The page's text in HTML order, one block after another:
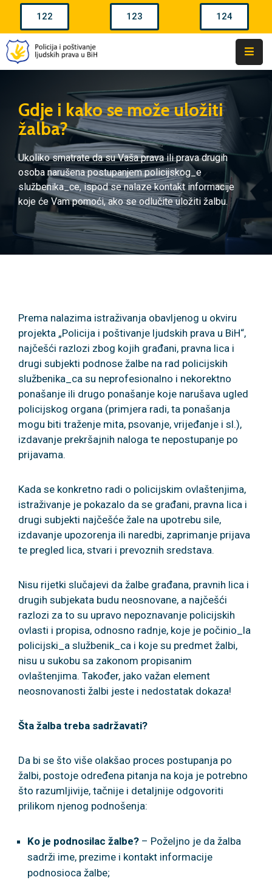
122 123 124
Naslovna
BiH
Policijska
Ovlaštenja
Policijski
Činovi
Žalbe
Gdje i kako se može uložiti
žalba?
Ukoliko smatrate da su Vaša prava ili prava drugih
osoba narušena postupanjem policijskog_e
službenika_ce, ispod se nalaze kontakt informacije
koje će Vam pomoći, ako se odlučite uložiti žalbu.
Prema nalazima istraživanja obavljenog u okviru
projekta „Policija i poštivanje ljudskih prava u BiH“,
najčešći razlozi zbog kojih građani, pravna lica i
drugi subjekti podnose žalbe na rad policijskih
službenika_ca su neprofesionalno i nekorektno
ponašanje ili drugo ponašanje koje narušava ugled
policijskog organa (primjera radi, ta ponašanja
mogu biti traženje mita, psovanje, vrijeđanje i sl.),
izdavanje prekršajnih naloga te nepostupanje po
prijavama.
Kada se konkretno radi o policijskim ovlaštenjima,
istraživanje je pokazalo da se građani, pravna lica i
drugi subjekti najčešće žale na upotrebu sile,
izdavanje upozorenja ili naredbi, zaprimanje prijava
te pregled lica, stvari i prevoznih sredstava.
Nisu rijetki slučajevi da žalbe građana, pravnih lica i
drugih subjekata budu neosnovane, a najčešći
razlozi za to su upravo nepoznavanje policijskih
ovlasti i propisa, odnosno radnje, koje je počinio_la
policijski_a službenik_ca i koje su predmet žalbi,
nisu u sukobu sa zakonom propisanim
ovlaštenjima. Također, jako važan element
neosnovanosti žalbi jeste i nedostatak dokaza!
Šta žalba treba sadržavati?
Da bi se što više olakšao proces postupanja po
žalbi, postoje određena pitanja na koja je potrebno
što razumljivije, tačnije i detaljnije odgovoriti
prilikom njenog podnošenja:
Ko je podnosilac žalbe? – Poželjno je da žalba
sadrži ime, prezime i kontakt informacije
podnosioca žalbe;